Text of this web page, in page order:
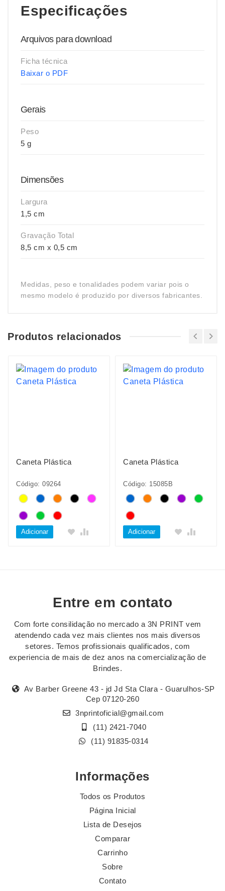
Especificações
Arquivos para download
Ficha técnica
Baixar o PDF
Gerais
Peso
5 g
Dimensões
Largura
1,5 cm
Gravação Total
8,5 cm x 0,5 cm
Medidas, peso e tonalidades podem variar pois o
mesmo modelo é produzido por diversos fabricantes.
Produtos relacionados
Caneta Plástica
Código: 09264
Adicionar
Caneta Plástica
Código: 15085B
Adicionar
Entre em contato
Com forte consilidação no mercado a 3N PRINT vem
atendendo cada vez mais clientes nos mais diversos
setores. Temos profissionais qualificados, com
experiencia de mais de dez anos na comercialização de
Brindes.
Av Barber Greene 43 - jd Jd Sta Clara - Guarulhos-SP
Cep 07120-260
3nprintoficial@gmail.com
(11) 2421-7040
(11) 91835-0314
Informações
Todos os Produtos
Página Inicial
Lista de Desejos
Comparar
Carrinho
Sobre
Contato